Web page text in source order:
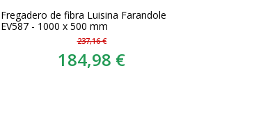
Fregadero de fibra Luisina Farandole
EV587 - 1000 x 500 mm
237,16 €
184,98 €